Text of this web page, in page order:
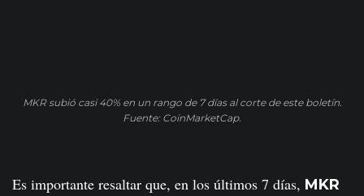
MKR subió casi 40% en un rango de 7 días al corte de este boletín.
Fuente: CoinMarketCap.
Es importante resaltar que, en los últimos 7 días, MKR